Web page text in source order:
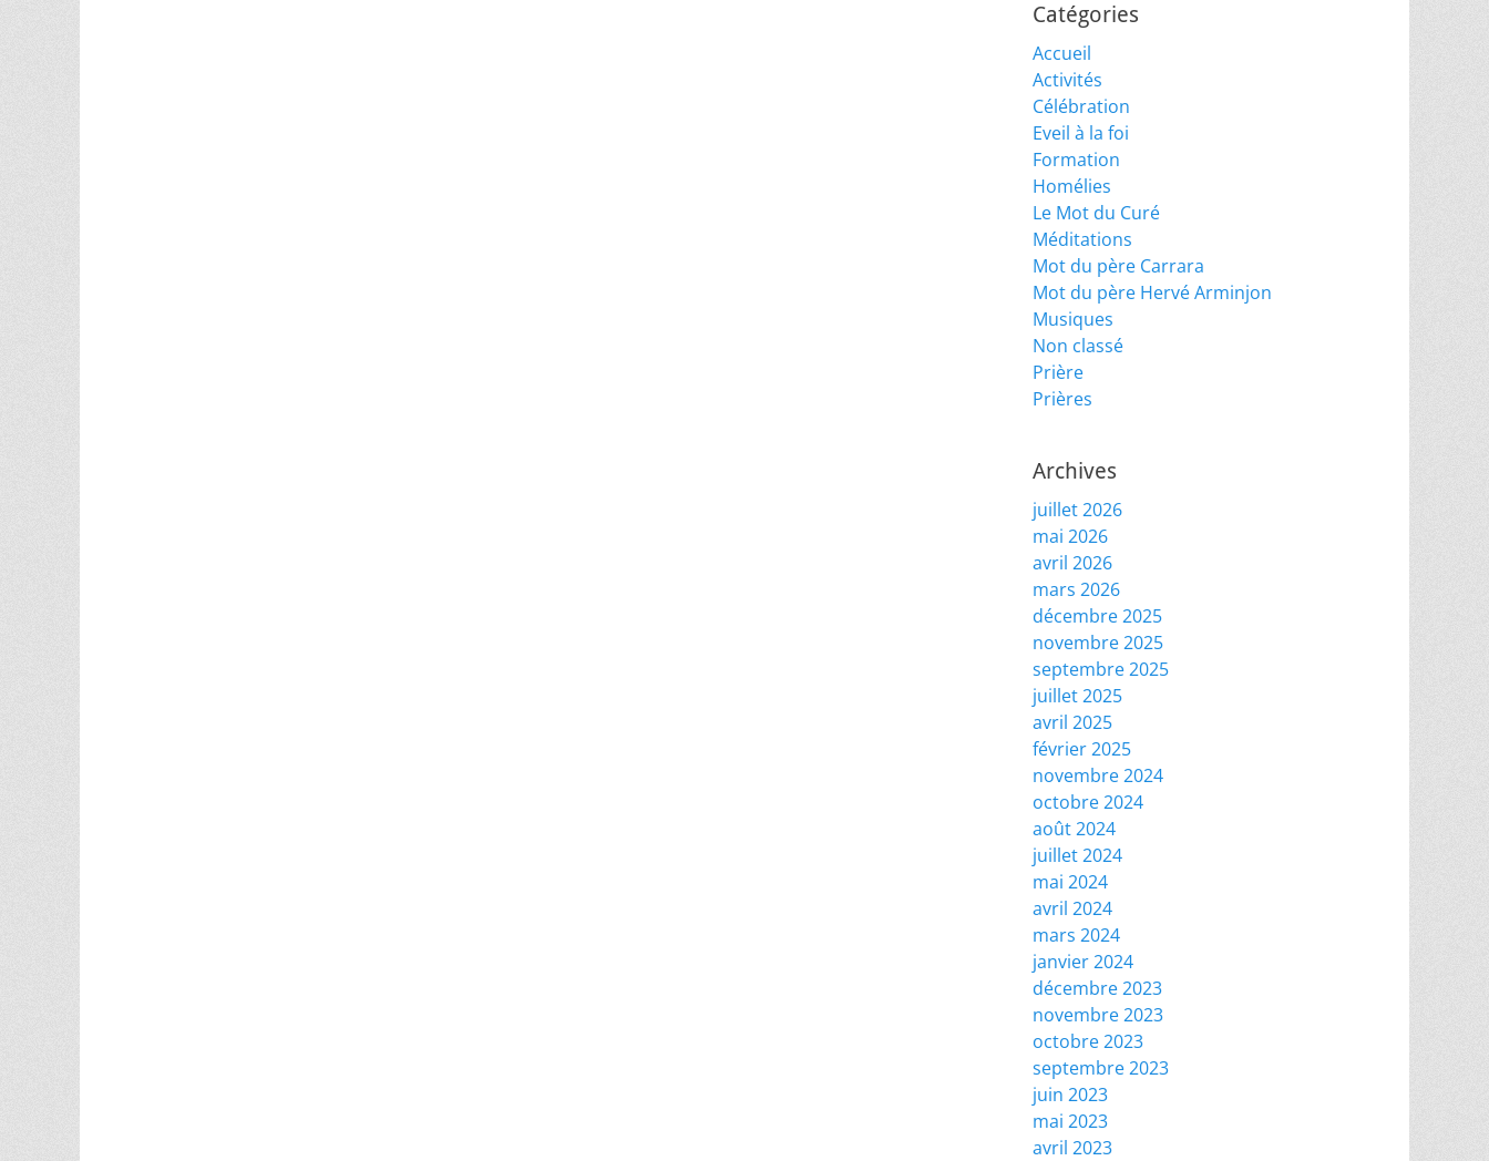
Catégories
Accueil
Activités
Célébration
Eveil à la foi
Formation
Homélies
Le Mot du Curé
Méditations
Mot du père Carrara
Mot du père Hervé Arminjon
Musiques
Non classé
Prière
Prières
Archives
juillet 2026
mai 2026
avril 2026
mars 2026
décembre 2025
novembre 2025
septembre 2025
juillet 2025
avril 2025
février 2025
novembre 2024
octobre 2024
août 2024
juillet 2024
mai 2024
avril 2024
mars 2024
janvier 2024
décembre 2023
novembre 2023
octobre 2023
septembre 2023
juin 2023
mai 2023
avril 2023